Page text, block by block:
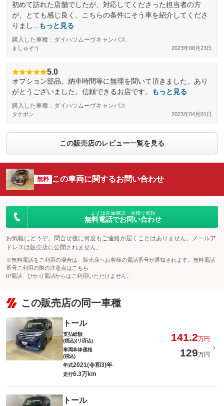
初めて訪れた店舗でしたが、対応してくださった担当者の方
が、とても感じ良く、こちらの条件にそう車を紹介してくださ
りまし...
もっと見る
購入した車種：ダイハツムーヴキャンバス
ましゅぞう 2023年08月23日
5.0
オプション部品、納車時間等に無理を聞いて頂きました。あり
がとうございました。信頼できるお店です。
もっと見る
購入した車種：ダイハツムーヴキャンバス
タケポン 2023年04月01日
この販売店のレビュー一覧を見る
無料 この車両に関するお問い合わせ
まずは在庫確認・見積り依頼
無料電話でお問い合わせ
お気軽にどうぞ。問合せ後に何度もご連絡が届くことはありません。メールア
ドレスは販売店に公開されません。
※無料電話をご利用の場合は、販売店へお客様の電話番号が通知されます。無料電話
番号ご利用の際の注意点は こちら
IP電話、ひかり電話からはご利用いただけません。
この販売店の同一車種
トール
支払総額
(税込)(リ済込)
141.2万円
車両本体価格
(税込)
129万円
年式2021(令和3)年
走行6.3万km
トール